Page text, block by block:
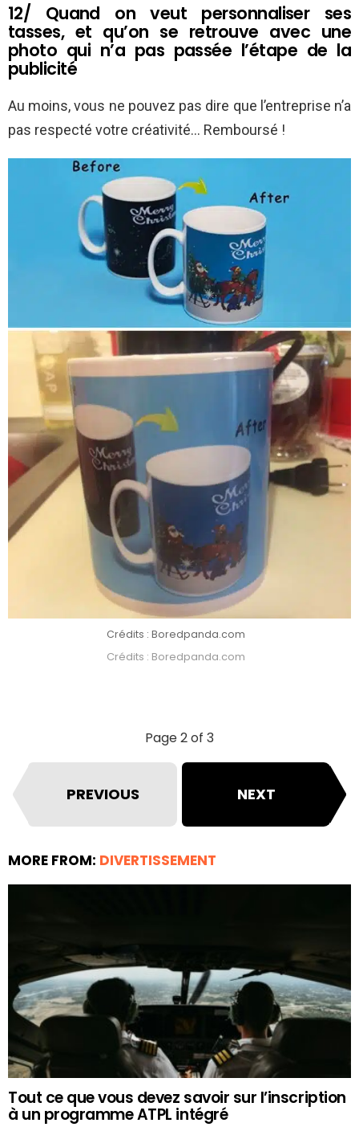
12/ Quand on veut personnaliser ses
tasses, et qu’on se retrouve avec une
photo qui n’a pas passée l’étape de la
publicité
Au moins, vous ne pouvez pas dire que l’entreprise n’a
pas respecté votre créativité… Remboursé !
Crédits : Boredpanda.com
Crédits : Boredpanda.com
Page 2 of 3
PREVIOUS NEXT
MORE FROM: DIVERTISSEMENT
Tout ce que vous devez savoir sur l’inscription
à un programme ATPL intégré